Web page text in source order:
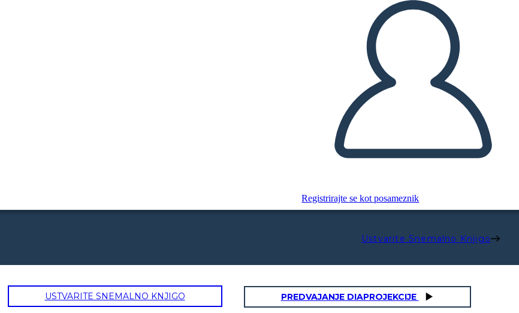
Registrirajte se kot posameznik
Ustvarite Snemalno Knjigo
USTVARITE SNEMALNO KNJIGO PREDVAJANJE DIAPROJEKCIJE